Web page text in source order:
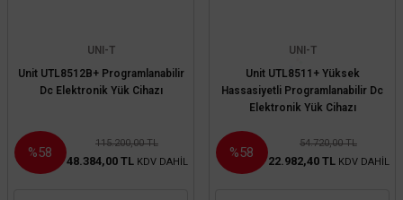
UNI-T
Unit UTL8512B+ Programlanabilir
Dc Elektronik Yük Cihazı
%58
115.200,00 TL
48.384,00 TL KDV DAHİL
UNI-T
Unit UTL8511+ Yüksek
Hassasiyetli Programlanabilir Dc
Elektronik Yük Cihazı
%58
54.720,00 TL
22.982,40 TL KDV DAHİL